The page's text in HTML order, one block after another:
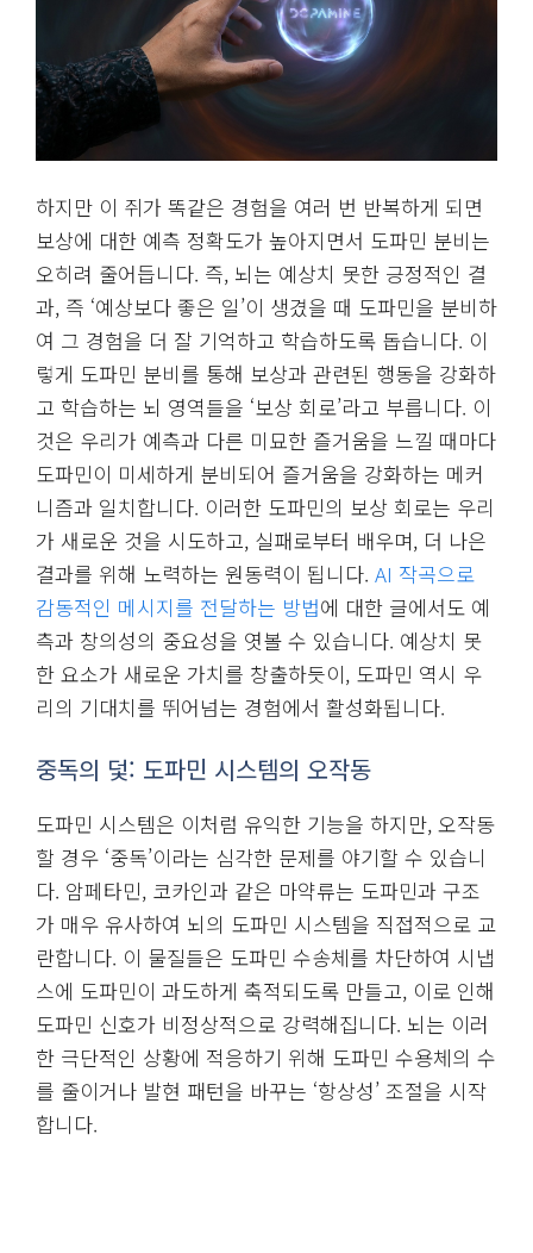
하지만 이 쥐가 똑같은 경험을 여러 번 반복하게 되면
보상에 대한 예측 정확도가 높아지면서 도파민 분비는
오히려 줄어듭니다. 즉, 뇌는 예상치 못한 긍정적인 결
과, 즉 ‘예상보다 좋은 일’이 생겼을 때 도파민을 분비하
여 그 경험을 더 잘 기억하고 학습하도록 돕습니다. 이
렇게 도파민 분비를 통해 보상과 관련된 행동을 강화하
고 학습하는 뇌 영역들을 ‘보상 회로’라고 부릅니다. 이
것은 우리가 예측과 다른 미묘한 즐거움을 느낄 때마다
도파민이 미세하게 분비되어 즐거움을 강화하는 메커
니즘과 일치합니다. 이러한 도파민의 보상 회로는 우리
가 새로운 것을 시도하고, 실패로부터 배우며, 더 나은
결과를 위해 노력하는 원동력이 됩니다. AI 작곡으로
감동적인 메시지를 전달하는 방법에 대한 글에서도 예
측과 창의성의 중요성을 엿볼 수 있습니다. 예상치 못
한 요소가 새로운 가치를 창출하듯이, 도파민 역시 우
리의 기대치를 뛰어넘는 경험에서 활성화됩니다.
중독의 덫: 도파민 시스템의 오작동
도파민 시스템은 이처럼 유익한 기능을 하지만, 오작동
할 경우 ‘중독’이라는 심각한 문제를 야기할 수 있습니
다. 암페타민, 코카인과 같은 마약류는 도파민과 구조
가 매우 유사하여 뇌의 도파민 시스템을 직접적으로 교
란합니다. 이 물질들은 도파민 수송체를 차단하여 시냅
스에 도파민이 과도하게 축적되도록 만들고, 이로 인해
도파민 신호가 비정상적으로 강력해집니다. 뇌는 이러
한 극단적인 상황에 적응하기 위해 도파민 수용체의 수
를 줄이거나 발현 패턴을 바꾸는 ‘항상성’ 조절을 시작
합니다.